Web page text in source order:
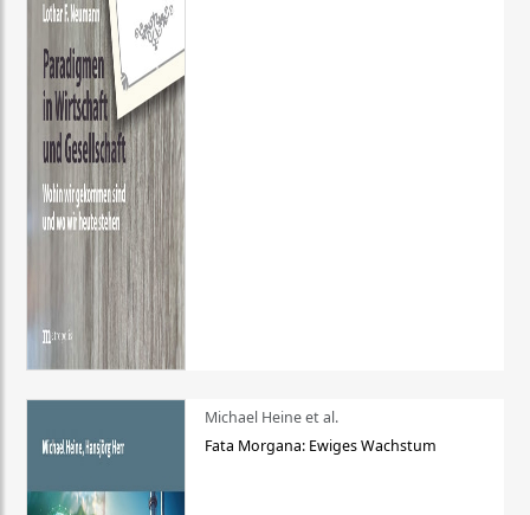
Michael Heine et al.
Fata Morgana: Ewiges Wachstum